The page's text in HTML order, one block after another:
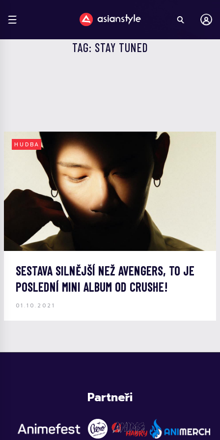
TAG: STAY TUNED
HUDBA
SESTAVA SILNĚJŠÍ NEŽ AVENGERS, TO JE
POSLEDNÍ MINI ALBUM OD CRUSHE!
01.10.2021
Partneři